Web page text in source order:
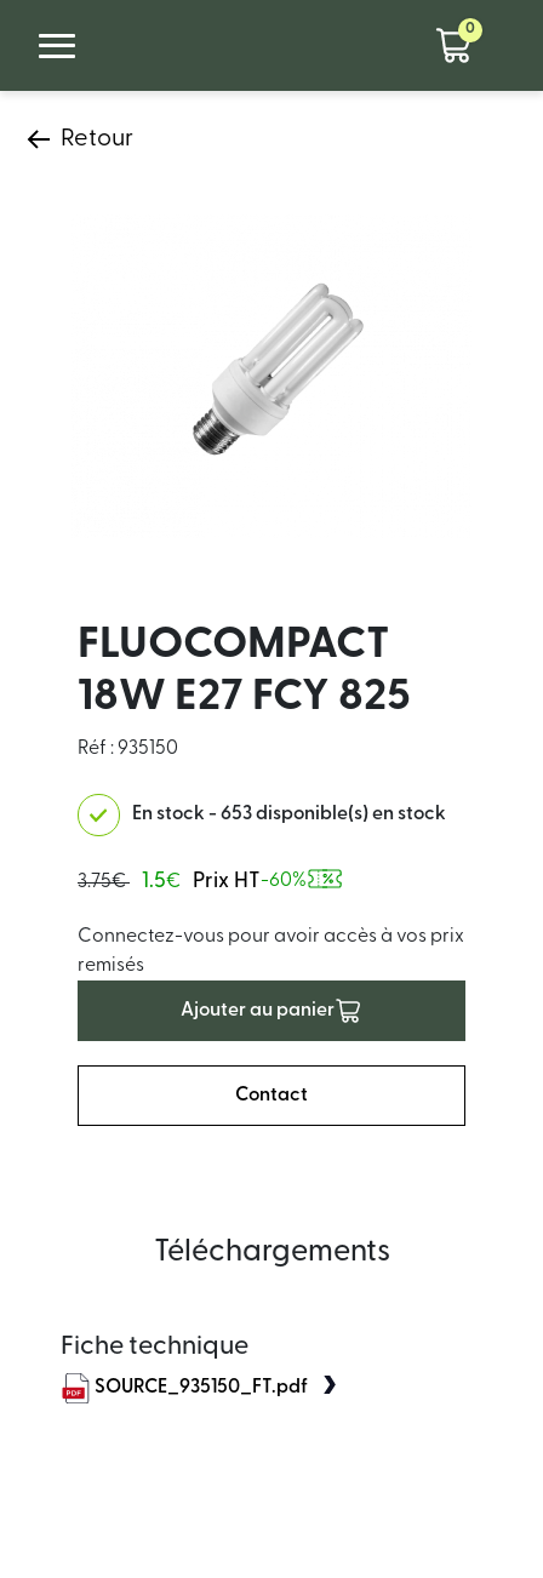
0
Retour
FLUOCOMPACT
18W E27 FCY 825
Réf : 935150
En stock - 653 disponible(s) en stock
3.75€ 1.5€ Prix HT-60%
Connectez-vous pour avoir accès à vos prix
remisés
Ajouter au panier
Contact
Téléchargements
Fiche technique
SOURCE_935150_FT.pdf